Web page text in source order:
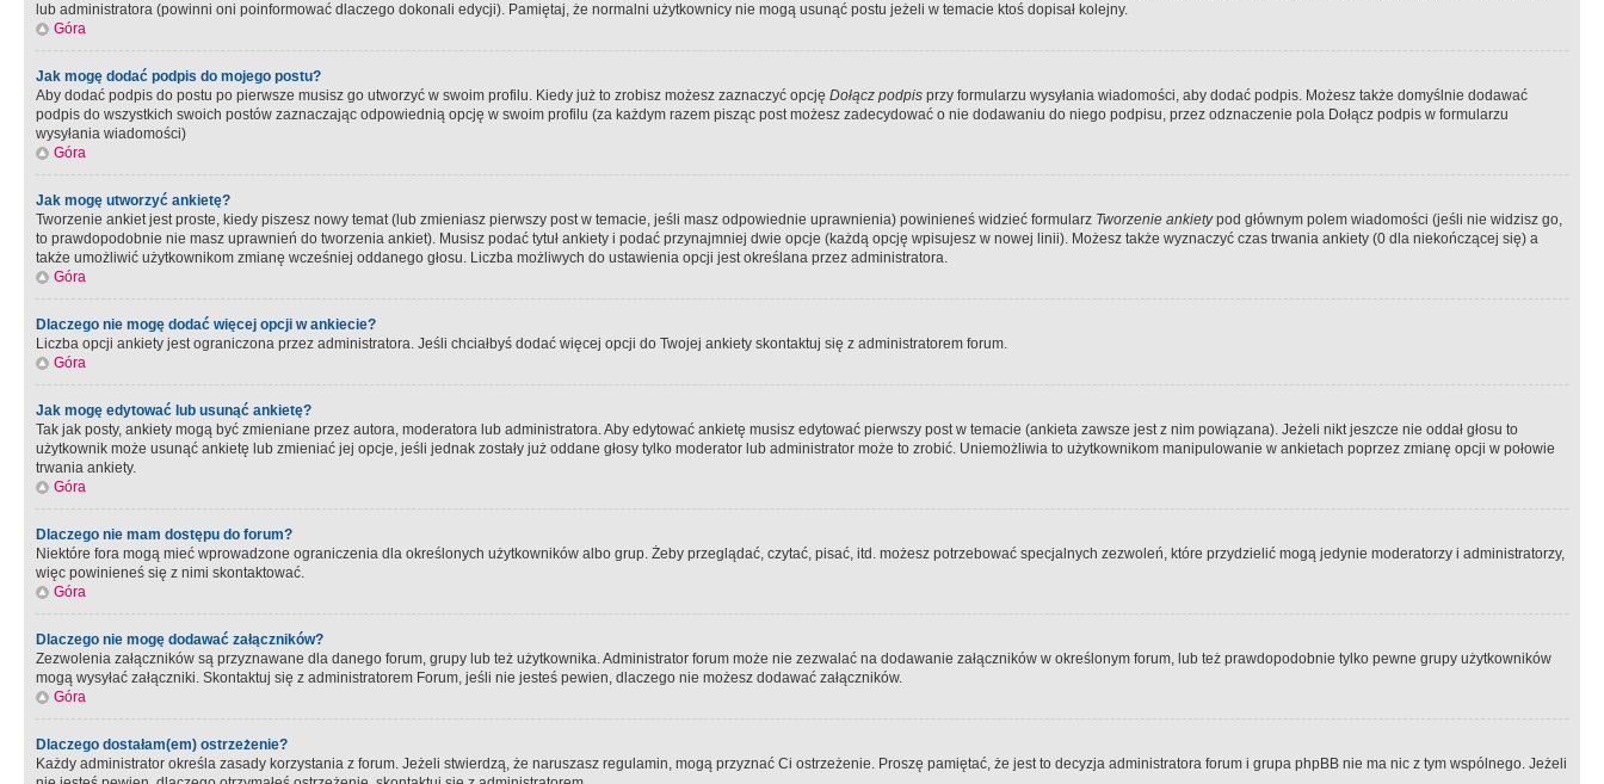
lub administratora (powinni oni poinformować dlaczego dokonali edycji). Pamiętaj, że normalni użytkownicy nie mogą usunąć postu jeżeli w temacie ktoś dopisał kolejny.
Góra
Jak mogę dodać podpis do mojego postu?
Aby dodać podpis do postu po pierwsze musisz go utworzyć w swoim profilu. Kiedy już to zrobisz możesz zaznaczyć opcję Dołącz podpis przy formularzu wysyłania wiadomości, aby dodać podpis. Możesz także domyślnie dodawać
podpis do wszystkich swoich postów zaznaczając odpowiednią opcję w swoim profilu (za każdym razem pisząc post możesz zadecydować o nie dodawaniu do niego podpisu, przez odznaczenie pola Dołącz podpis w formularzu
wysyłania wiadomości)
Góra
Jak mogę utworzyć ankietę?
Tworzenie ankiet jest proste, kiedy piszesz nowy temat (lub zmieniasz pierwszy post w temacie, jeśli masz odpowiednie uprawnienia) powinieneś widzieć formularz Tworzenie ankietypod głównym polem wiadomości (jeśli nie widzisz go,
to prawdopodobnie nie masz uprawnień do tworzenia ankiet). Musisz podać tytuł ankiety i podać przynajmniej dwie opcje (każdą opcję wpisujesz w nowej linii). Możesz także wyznaczyć czas trwania ankiety (0 dla niekończącej się) a
także umożliwić użytkownikom zmianę wcześniej oddanego głosu. Liczba możliwych do ustawienia opcji jest określana przez administratora.
Góra
Dlaczego nie mogę dodać więcej opcji w ankiecie?
Liczba opcji ankiety jest ograniczona przez administratora. Jeśli chciałbyś dodać więcej opcji do Twojej ankiety skontaktuj się z administratorem forum.
Góra
Jak mogę edytować lub usunąć ankietę?
Tak jak posty, ankiety mogą być zmieniane przez autora, moderatora lub administratora. Aby edytować ankietę musisz edytować pierwszy post w temacie (ankieta zawsze jest z nim powiązana). Jeżeli nikt jeszcze nie oddał głosu to
użytkownik może usunąć ankietę lub zmieniać jej opcje, jeśli jednak zostały już oddane głosy tylko moderator lub administrator może to zrobić. Uniemożliwia to użytkownikom manipulowanie w ankietach poprzez zmianę opcji w połowie
trwania ankiety.
Góra
Dlaczego nie mam dostępu do forum?
Niektóre fora mogą mieć wprowadzone ograniczenia dla określonych użytkowników albo grup. Żeby przeglądać, czytać, pisać, itd. możesz potrzebować specjalnych zezwoleń, które przydzielić mogą jedynie moderatorzy i administratorzy,
więc powinieneś się z nimi skontaktować.
Góra
Dlaczego nie mogę dodawać załączników?
Zezwolenia załączników są przyznawane dla danego forum, grupy lub też użytkownika. Administrator forum może nie zezwalać na dodawanie załączników w określonym forum, lub też prawdopodobnie tylko pewne grupy użytkowników
mogą wysyłać załączniki. Skontaktuj się z administratorem Forum, jeśli nie jesteś pewien, dlaczego nie możesz dodawać załączników.
Góra
Dlaczego dostałam(em) ostrzeżenie?
Każdy administrator określa zasady korzystania z forum. Jeżeli stwierdzą, że naruszasz regulamin, mogą przyznać Ci ostrzeżenie. Proszę pamiętać, że jest to decyzja administratora forum i grupa phpBB nie ma nic z tym wspólnego. Jeżeli